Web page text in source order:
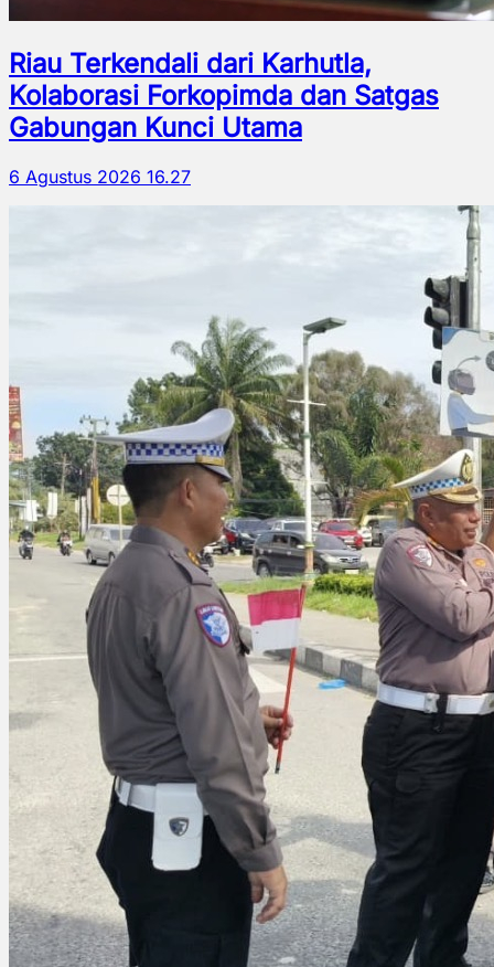
Riau Terkendali dari Karhutla,
Kolaborasi Forkopimda dan Satgas
Gabungan Kunci Utama
6 Agustus 2026 16.27